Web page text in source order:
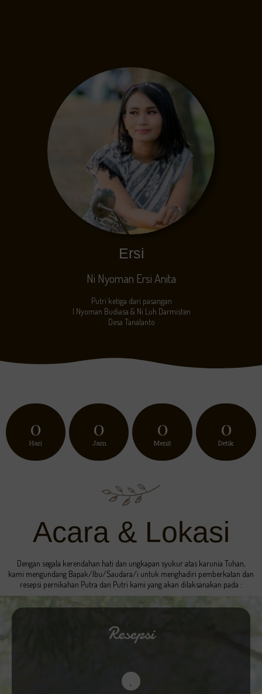
Ersi
Ni Nyoman Ersi Anita
Putri ketiga dari pasangan
I Nyoman Budiasa & Ni Luh Darmisten
Desa Tanalanto
0
Hari
0
Jam
0
Menit
0
Detik
Acara & Lokasi
Dengan segala kerendahan hati dan ungkapan syukur atas karunia Tuhan,
kami mengundang Bapak/Ibu/Saudara/i untuk menghadiri pemberkatan dan
resepsi pernikahan Putra dan Putri kami yang akan dilaksanakan pada :
Resepsi